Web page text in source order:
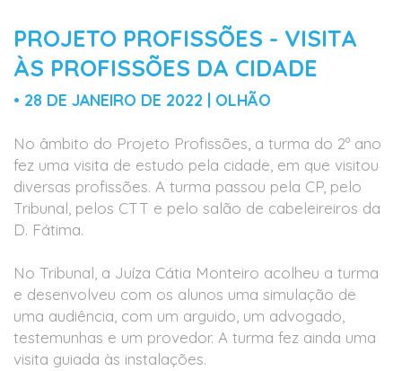
PROJETO PROFISSÕES - VISITA
ÀS PROFISSÕES DA CIDADE
• 28 DE JANEIRO DE 2022 | OLHÃO
No âmbito do Projeto Profissões, a turma do 2º ano
fez uma visita de estudo pela cidade, em que visitou
diversas profissões. A turma passou pela CP, pelo
Tribunal, pelos CTT e pelo salão de cabeleireiros da
D. Fátima.
No Tribunal, a Juíza Cátia Monteiro acolheu a turma
e desenvolveu com os alunos uma simulação de
uma audiência, com um arguido, um advogado,
testemunhas e um provedor. A turma fez ainda uma
visita guiada às instalações.